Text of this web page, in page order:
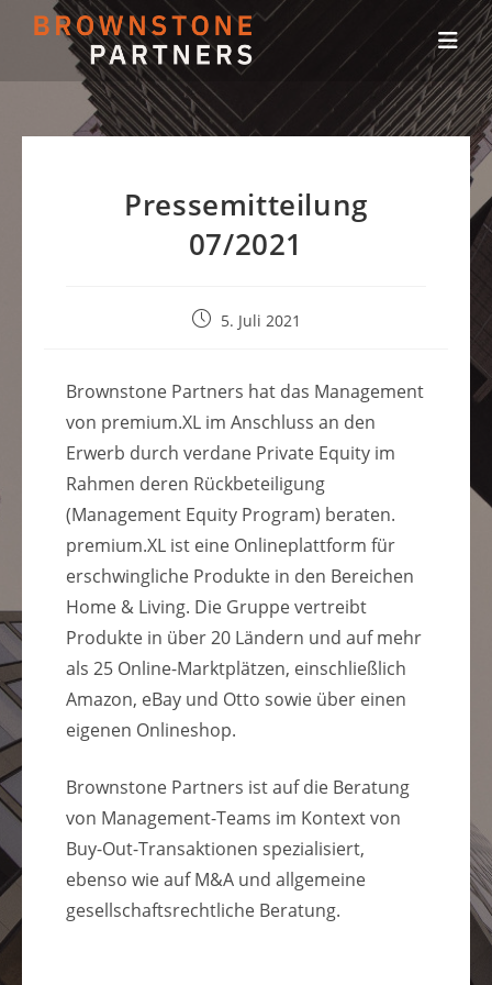
Inhalt
Pressemitteilung
07/2021
Beitrag5. Juli 2021
Brownstone Partners hat das Management
von premium.XL im Anschluss an den
Erwerb durch verdane Private Equity im
Rahmen deren Rückbeteiligung
(Management Equity Program) beraten.
premium.XL ist eine Onlineplattform für
erschwingliche Produkte in den Bereichen
Home & Living. Die Gruppe vertreibt
Produkte in über 20 Ländern und auf mehr
als 25 Online-Marktplätzen, einschließlich
Amazon, eBay und Otto sowie über einen
eigenen Onlineshop.
Brownstone Partners ist auf die Beratung
von Management-Teams im Kontext von
Buy-Out-Transaktionen spezialisiert,
ebenso wie auf M&A und allgemeine
gesellschaftsrechtliche Beratung.